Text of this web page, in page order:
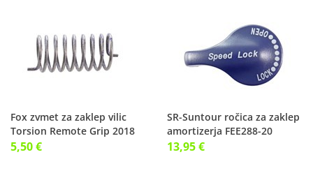
Fox zvmet za zaklep vilic
Torsion Remote Grip 2018
5,50 €
SR-Suntour ročica za zaklep
amortizerja FEE288-20
13,95 €